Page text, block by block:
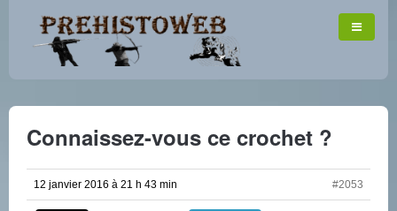
Connaissez-vous ce crochet ?
12 janvier 2016 à 21 h 43 min #2053